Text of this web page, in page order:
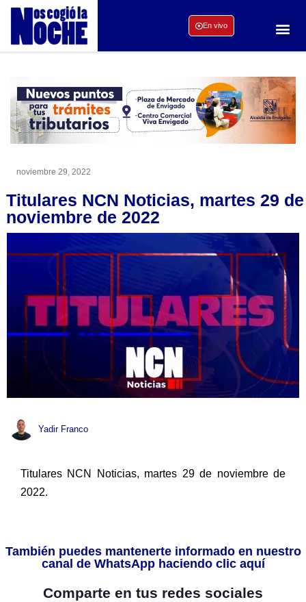
En vivo
noviembre 29, 2022
Titulares NCN Noticias, martes 29 de
noviembre de 2022
Yadir Franco
Titulares NCN Noticias, martes 29 de noviembre de
2022.
También puedes mantenerte informado en nuestro
canal de WhatsApp haciendo clic aquí
Comparte en tus redes sociales